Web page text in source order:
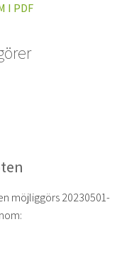
I PDF
möjliggörs 20230501-